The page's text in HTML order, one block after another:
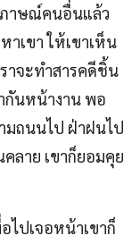
ภาษณ์คนอื่นแล้ว
าเขา ให้เขาเห็น
ราจะทำสารคดีชิ้น
กันหน้างาน พอ
มถนนไป ฝ่าฝนไป
ลาย เขาก็ยอมคุย
ปเจอหน้าเขาก็